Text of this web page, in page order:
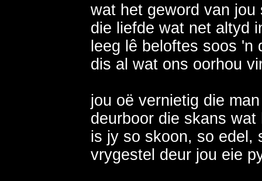
wat het geword van jou
die liefde wat net altyd
leeg lê beloftes soos 'n
dis al wat ons oorhou
jou oë vernietig die
deurboor die skans wat
is jy so skoon, so edel,
vrygestel deur jou eie